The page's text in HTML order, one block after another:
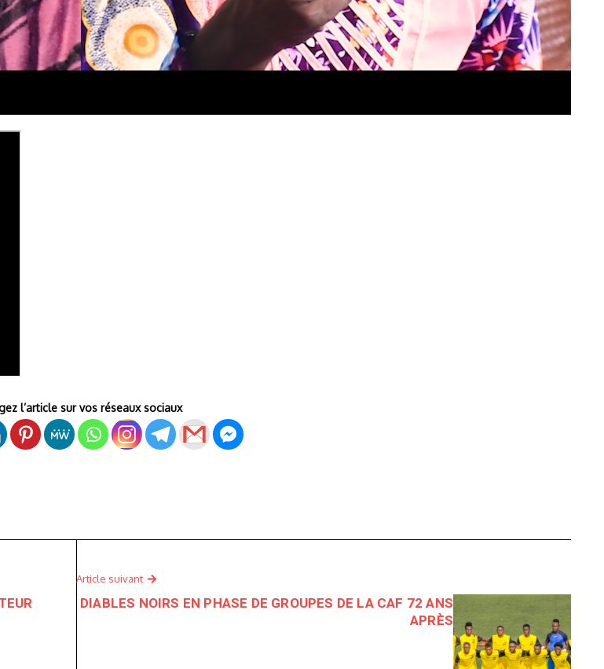
l’article sur vos réseaux sociaux
Article suivant
DIABLES NOIRS EN PHASE DE GROUPES DE LA CAF 72 ANS
APRÈS